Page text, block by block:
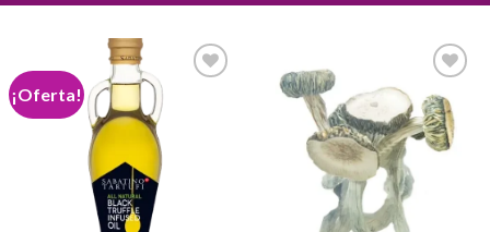
¡Oferta!
Add to
wishlist